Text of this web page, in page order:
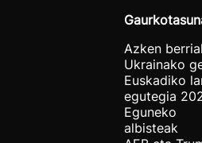
Azken
Ukrainako
Euskadiko
egutegia
Eguneko
albisteak